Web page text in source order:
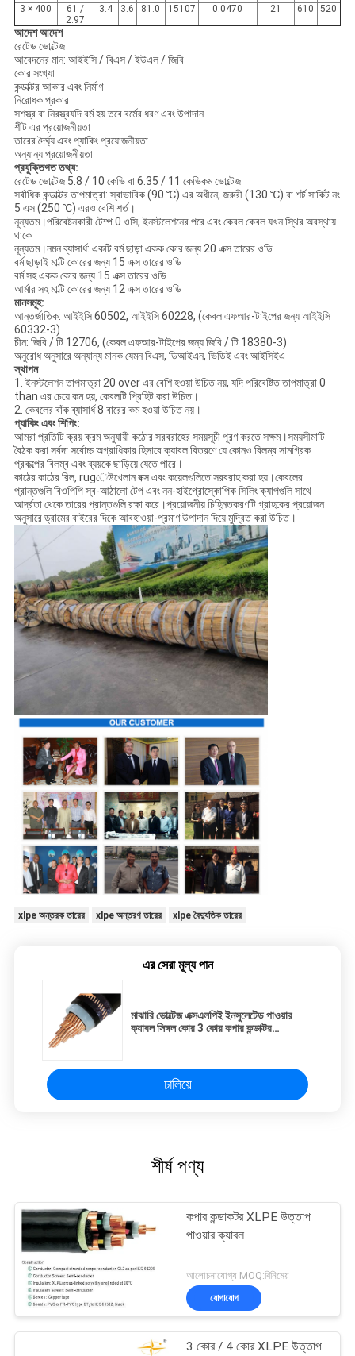
3 × 400
61 /
2.97
3.4 3.6 81.0 15107 0.0470 21 610 520
আদেশ আদেশ
রেটেড ভোল্টেজ
আবেদনের মান: আইইসি / বিএস / ইউএল / জিবি
কোর সংখ্যা
কন্ডাক্টর আকার এবং নির্মাণ
নিরোধক প্রকার
সশস্ত্র বা নিরস্ত্রযদি বর্ম হয় তবে বর্মের ধরণ এবং উপাদান
শীট এর প্রয়োজনীয়তা
তারের দৈর্ঘ্য এবং প্যাকিং প্রয়োজনীয়তা
অন্যান্য প্রয়োজনীয়তা
প্রযুক্তিগত তথ্য:
রেটেড ভোল্টেজ 5.8 / 10 কেভি বা 6.35 / 11 কেভিকম ভোল্টেজ
সর্বাধিক কন্ডাক্টর তাপমাত্রা: স্বাভাবিক (90 ℃) এর অধীনে, জরুরী (130 ℃) বা শর্ট সার্কিট নং
5 এস (250 ℃) এরও বেশি শর্ত।
নূন্যতম।পরিবেষ্টনকারী টেম্প.0 ওসি, ইনস্টলেশনের পরে এবং কেবল কেবল যখন স্থির অবস্থায়
থাকে
নূন্যতম।নমন ব্যাসার্ধ: একটি বর্ম ছাড়া একক কোর জন্য 20 এক্স তারের ওডি
বর্ম ছাড়াই মাল্টি কোরের জন্য 15 এক্স তারের ওডি
বর্ম সহ একক কোর জন্য 15 এক্স তারের ওডি
আর্মার সহ মাল্টি কোরের জন্য 12 এক্স তারের ওডি
মানসমূহ:
আন্তর্জাতিক: আইইসি 60502, আইইসি 60228, (কেবল এফআর-টাইপের জন্য আইইসি
60332-3)
চীন: জিবি / টি 12706, (কেবল এফআর-টাইপের জন্য জিবি / টি 18380-3)
অনুরোধ অনুসারে অন্যান্য মানক যেমন বিএস, ডিআইএন, ভিডিই এবং আইসিইএ
স্থাপন
1. ইনস্টলেশন তাপমাত্রা 20 over এর বেশি হওয়া উচিত নয়, যদি পরিবেষ্টিত তাপমাত্রা 0
than এর চেয়ে কম হয়, কেবলটি প্রিহিট করা উচিত।
2. কেবলের বাঁক ব্যাসার্ধ 8 বারের কম হওয়া উচিত নয়।
প্যাকিং এবং শিপিং:
আমরা প্রতিটি ক্রয় ক্রম অনুযায়ী কঠোর সরবরাহের সময়সূচী পূরণ করতে সক্ষম।সময়সীমাটি
বৈঠক করা সর্বদা সর্বোচ্চ অগ্রাধিকার হিসাবে ক্যাবল বিতরণে যে কোনও বিলম্ব সামগ্রিক
প্রকল্পের বিলম্ব এবং ব্যয়কে ছাড়িয়ে যেতে পারে।
কাঠের কাঠের রিল, rugেউখেলান বক্স এবং কয়েলগুলিতে সরবরাহ করা হয়।কেবলের
প্রান্তগুলি বিওপিপি স্ব-আঠালো টেপ এবং নন-হাইগ্রোস্কোপিক সিলিং ক্যাপগুলি সাথে
আর্দ্রতা থেকে তারের প্রান্তগুলি রক্ষা করে।প্রয়োজনীয় চিহ্নিতকরণটি গ্রাহকের প্রয়োজন
অনুসারে ড্রামের বাইরের দিকে আবহাওয়া-প্রমাণ উপাদান দিয়ে মুদ্রিত করা উচিত।
xlpe অন্তরক তারের xlpe অন্তরণ তারের xlpe বৈদ্যুতিক তারের
এর সেরা মূল্য পান
মাঝারি ভোল্টেজ এক্সএলপিই ইনসুলেটেড পাওয়ার
ক্যাবল সিঙ্গল কোর 3 কোর কপার কন্ডাক্টর
চালিয়ে
শীর্ষ পণ্য
কপার কন্ডাকটর XLPE উত্তাপ
পাওয়ার ক্যাবল
আলোচনাযোগ্য MOQ:বিনিমেয়
যোগাযোগ
3 কোর / 4 কোর XLPE উত্তাপ